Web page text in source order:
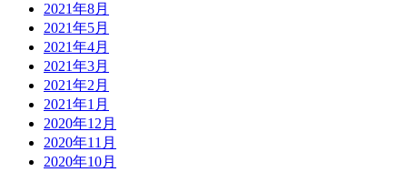
2021年8月
2021年5月
2021年4月
2021年3月
2021年2月
2021年1月
2020年12月
2020年11月
2020年10月